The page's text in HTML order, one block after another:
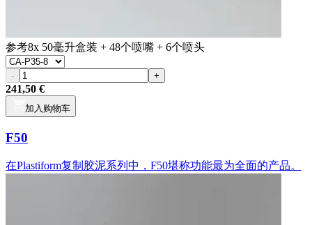
参考8x 50毫升盒装 + 48个喷嘴 + 6个喷头
- +
241,50 €
加入购物车
F50
在Plastiform复制胶泥系列中，F50堪称功能最为全面的产品。